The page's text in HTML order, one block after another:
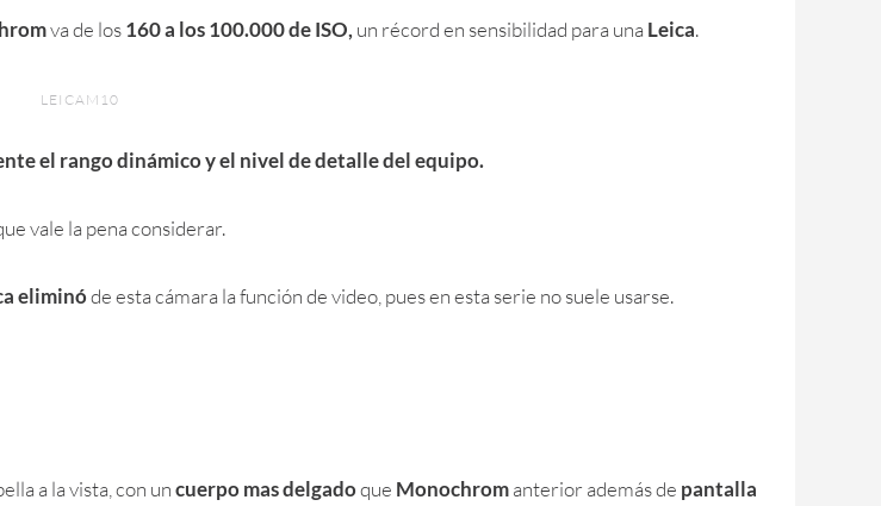
va de los160 a los 100.000 de ISO, un récord en sensibilidad para una Leica.
LEICAM10
el rango dinámico y el nivel de detalle del equipo.
vale la pena considerar.
eliminóde esta cámara la función de video, pues en esta serie no suele usarse.
a la vista, con uncuerpo mas delgadoque Monochromanterior además de pantalla